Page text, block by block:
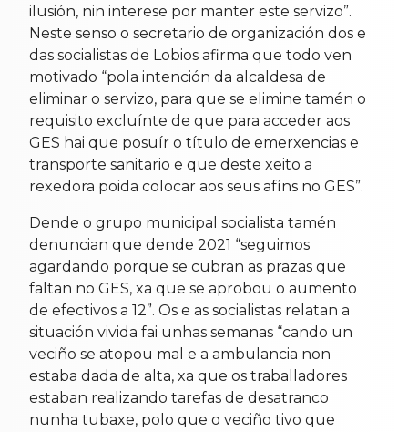
ilusión, nin interese por manter este servizo”.
Neste senso o secretario de organización dos e
das socialistas de Lobios afirma que todo ven
motivado “pola intención da alcaldesa de
eliminar o servizo, para que se elimine tamén o
requisito excluínte de que para acceder aos
GES hai que posuír o título de emerxencias e
transporte sanitario e que deste xeito a
rexedora poida colocar aos seus afíns no GES”.
Dende o grupo municipal socialista tamén
denuncian que dende 2021 “seguimos
agardando porque se cubran as prazas que
faltan no GES, xa que se aprobou o aumento
de efectivos a 12”. Os e as socialistas relatan a
situación vivida fai unhas semanas “cando un
veciño se atopou mal e a ambulancia non
estaba dada de alta, xa que os traballadores
estaban realizando tarefas de desatranco
nunha tubaxe, polo que o veciño tivo que